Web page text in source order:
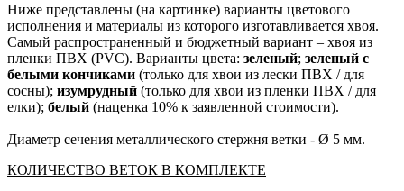
Ниже представлены (на картинке) варианты цветового
исполнения и материалы из которого изготавливается хвоя.
Самый распространенный и бюджетный вариант – хвоя из
пленки ПВХ (PVC). Варианты цвета: зеленый; зеленый с
белыми кончиками (только для хвои из лески ПВХ / для
сосны); изумрудный (только для хвои из пленки ПВХ / для
елки); белый (наценка 10% к заявленной стоимости).
Диаметр сечения металлического стержня ветки - Ø 5 мм.
КОЛИЧЕСТВО ВЕТОК В КОМПЛЕКТЕ